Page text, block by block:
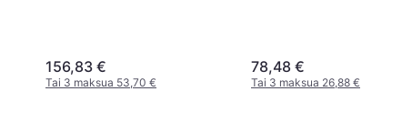
156,83 €
Tai 3 maksua 53,70 €
78,48 €
Tai 3 maksua 26,88 €